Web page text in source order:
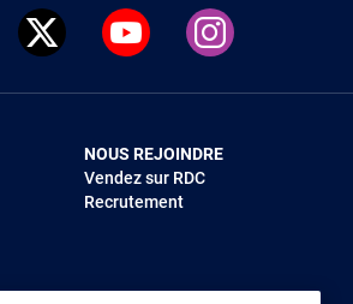
NOUS REJOINDRE
Vendez sur RDC
Recrutement